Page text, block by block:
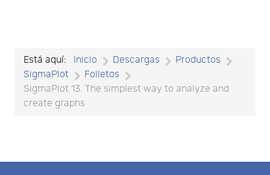
Está aquí: Inicio Descargas
Productos
SigmaPlot
Folletos
SigmaPlot 13. The simplest way to analyze and
create graphs